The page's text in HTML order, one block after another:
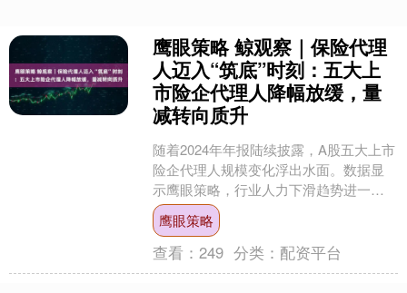
鹰眼策略 鲸观察｜保险代理
人迈入“筑底”时刻：五大上
市险企代理人降幅放缓，量
减转向质升
随着2024年年报陆续披露，A股五大上市
险企代理人规模变化浮出水面。数据显
示鹰眼策略，行业人力下滑趋势进一步
放缓，部分头部险企甚至实现企稳回
升。 记者注意到，在....
鹰眼策略
查看：249 分类： 配资平台